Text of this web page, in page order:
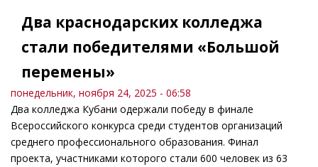
Два краснодарских колледжа
стали победителями «Большой
перемены»
понедельник, ноября 24, 2025 - 06:58
Два колледжа Кубани одержали победу в финале
Всероссийского конкурса среди студентов организаций
среднего профессионального образования. Финал
проекта, участниками которого стали 600 человек из 63